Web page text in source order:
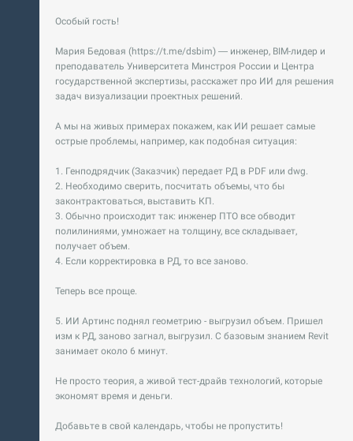
Особый гость!
Мария Бедовая (https://t.me/dsbim) — инженер, BIM-лидер и
преподаватель Университета Минстроя России и Центра
государственной экспертизы, расскажет про ИИ для решения
задач визуализации проектных решений.
А мы на живых примерах покажем, как ИИ решает самые
острые проблемы, например, как подобная ситуация:
1. Генподрядчик (Заказчик) передает РД в PDF или dwg.
2. Необходимо сверить, посчитать объемы, что бы
законтрактоваться, выставить КП.
3. Обычно происходит так: инженер ПТО все обводит
полилиниями, умножает на толщину, все складывает,
получает объем.
4. Если корректировка в РД, то все заново.
Теперь все проще.
5. ИИ Артинс поднял геометрию - выгрузил объем. Пришел
изм к РД, заново загнал, выгрузил. С базовым знанием Revit
занимает около 6 минут.
Не просто теория, а живой тест-драйв технологий, которые
экономят время и деньги.
Добавьте в свой календарь, чтобы не пропустить!